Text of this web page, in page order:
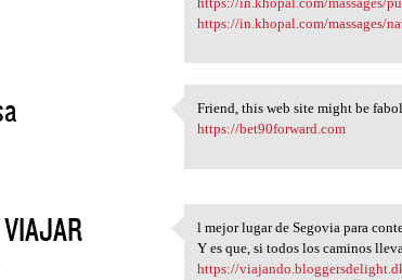
https://in.khopal.com/massages/
Friend, this web site might
https://bet90forward.com
l mejor lugar de Segovia
l mejor lugar de Segovia para
Y es que, si todos los caminos
https://